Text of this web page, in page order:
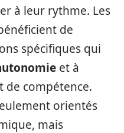
à leur rythme. Les
de
spécifiques qui
et à
compétence.
orientés
mais